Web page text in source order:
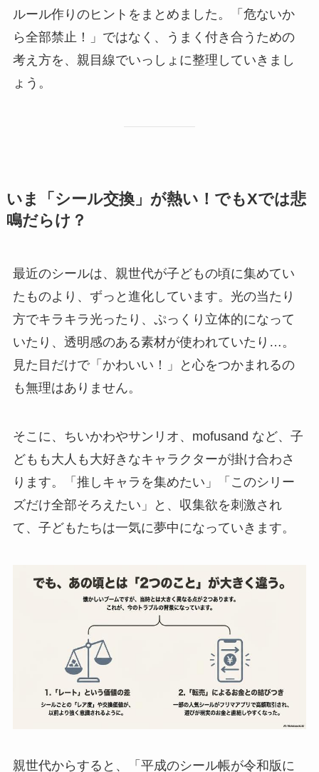
ルール作りのヒントをまとめました。「危ないか
ら全部禁止！」ではなく、うまく付き合うための
考え方を、親目線でいっしょに整理していきまし
ょう。
いま「シール交換」が熱い！でもXでは悲
鳴だらけ？
最近のシールは、親世代が子どもの頃に集めてい
たものより、ずっと進化しています。光の当たり
方でキラキラ光ったり、ぷっくり立体的になって
いたり、透明感のある素材が使われていたり…。
見た目だけで「かわいい！」と心をつかまれるの
も無理はありません。
そこに、ちいかわやサンリオ、mofusand など、子
どもも大人も大好きなキャラクターが掛け合わさ
ります。「推しキャラを集めたい」「このシリー
ズだけ全部そろえたい」と、収集欲を刺激され
て、子どもたちは一気に夢中になっていきます。
親世代からすると、「平成のシール帳が令和版に